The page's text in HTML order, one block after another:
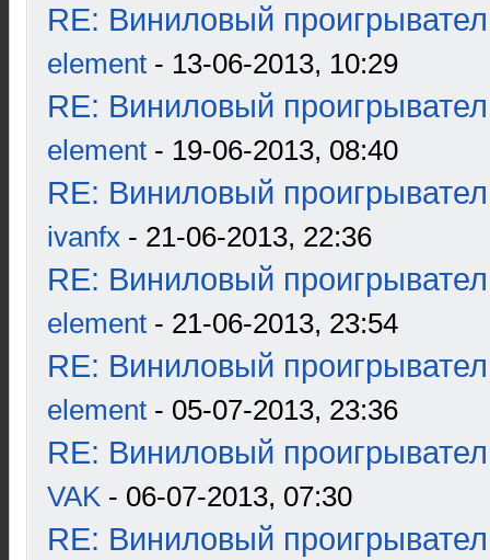
RE: Виниловый
element - 13-06-2013, 10:29
RE: Виниловый
element - 19-06-2013, 08:40
RE: Виниловый
ivanfx - 21-06-2013, 22:36
RE: Виниловый
element - 21-06-2013, 23:54
RE: Виниловый
element - 05-07-2013, 23:36
RE: Виниловый
VAK - 06-07-2013, 07:30
RE: Виниловый